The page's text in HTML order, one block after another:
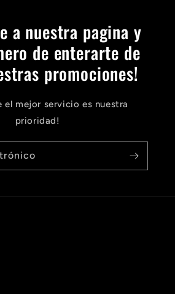
a nuestra pagina y
de enterarte de
promociones!
el mejor servicio es nuestra
prioridad!